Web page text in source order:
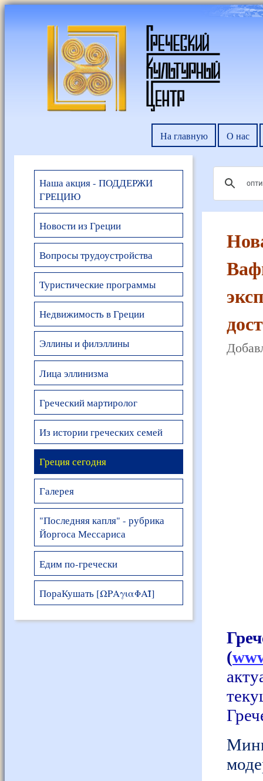
На главную О нас
Наша акция - ПОДДЕРЖИ
ГРЕЦИЮ
Новости из Греции
Вопросы трудоустройства
Туристические программы
Недвижимость в Греции
Эллины и филэллины
Лица эллинизма
Греческий мартиролог
Из истории греческих семей
Греция сегодня
Галерея
"Последняя капля" - рубрика
Йоргоса Мессариса
Едим по-гречески
ПораКушать [ΩΡΑγιαΦΑΪ]
(